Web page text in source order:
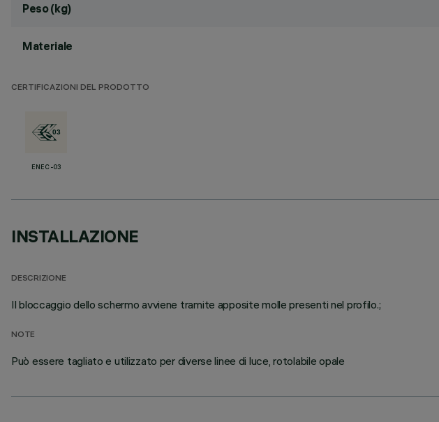
Peso (kg)
Materiale
CERTIFICAZIONI DEL PRODOTTO
ENEC-03
INSTALLAZIONE
DESCRIZIONE
Il bloccaggio dello schermo avviene tramite apposite molle presenti nel profilo.;
NOTE
Può essere tagliato e utilizzato per diverse linee di luce, rotolabile opale